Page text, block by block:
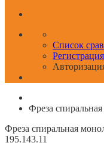
Список
Регистрация
Фреза
Фреза спиральная
195.143.11